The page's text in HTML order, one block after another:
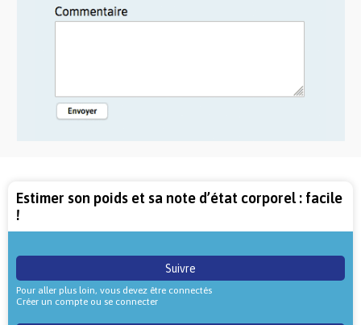
Estimer son poids et sa note d’état corporel : facile
!
Suivre
Pour aller plus loin, vous devez être connectés
Créer un compte ou se connecter